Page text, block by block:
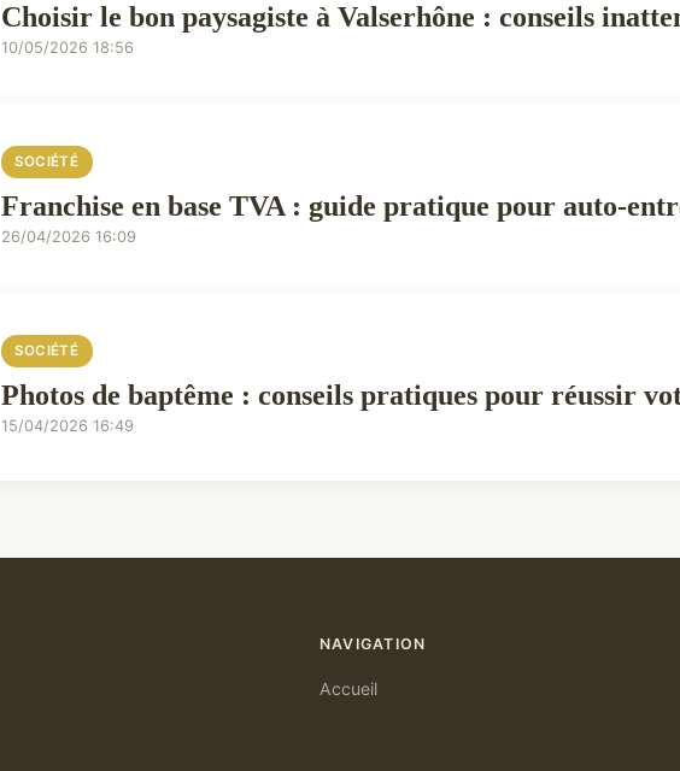
Choisir le bon paysagiste à Valserhône : conseils
10/05/2026 18:56
SOCIÉTÉ
Franchise en base TVA : guide pratique pour auto-
26/04/2026 16:09
SOCIÉTÉ
Photos de baptême : conseils pratiques pour réussir
15/04/2026 16:49
NAVIGATION
Accueil